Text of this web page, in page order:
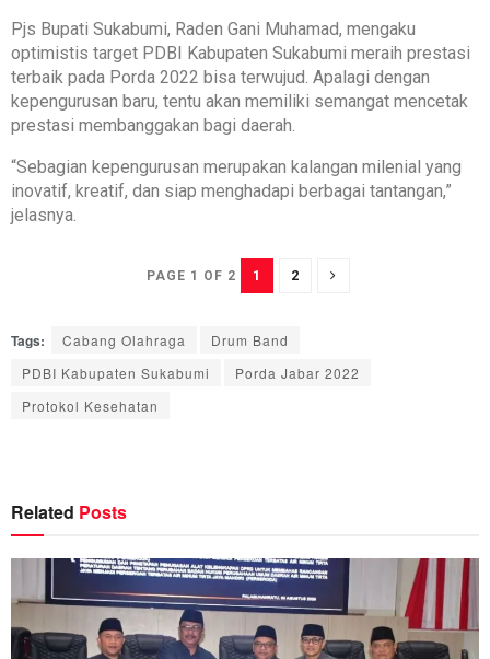
Pjs Bupati Sukabumi, Raden Gani Muhamad, mengaku
optimistis target PDBI Kabupaten Sukabumi meraih prestasi
terbaik pada Porda 2022 bisa terwujud. Apalagi dengan
kepengurusan baru, tentu akan memiliki semangat mencetak
prestasi membanggakan bagi daerah.
“Sebagian kepengurusan merupakan kalangan milenial yang
inovatif, kreatif, dan siap menghadapi berbagai tantangan,”
jelasnya.
PAGE 1 OF 2 1 2
Tags: Cabang Olahraga
Drum Band
PDBI Kabupaten Sukabumi
Porda Jabar 2022
Protokol Kesehatan
Related Posts